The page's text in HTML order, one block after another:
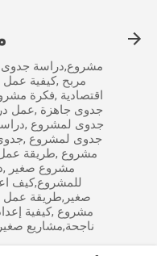
مشروع,دراسة
مربح ,كيفية
اقتصادية ,فكرة
جدوى جاهزة ,عمل
جدوى لمشروع
جدوى لمشروع
مشروع ,طريقة
مشروع صغير
للمشروع,كيف
صغير,طريقة عمل
مشروع ,كيفية
ناجحة,مشاريع